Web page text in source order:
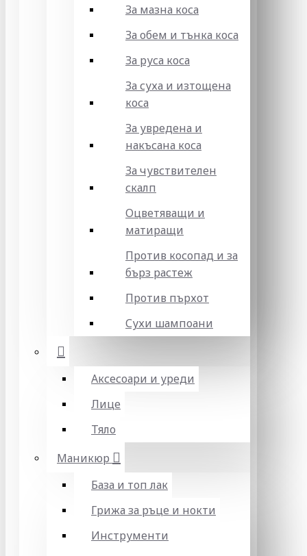
За мазна коса
За обем и тънка коса
За руса коса
За суха и изтощена
коса
За увредена и
накъсана коса
За чувствителен
скалп
Оцветяващи и
матиращи
Против косопад и за
бърз растеж
Против пърхот
Сухи шампоани
Аксесоари и уреди
Лице
Тяло
Маникюр
База и топ лак
Грижа за ръце и нокти
Инструменти